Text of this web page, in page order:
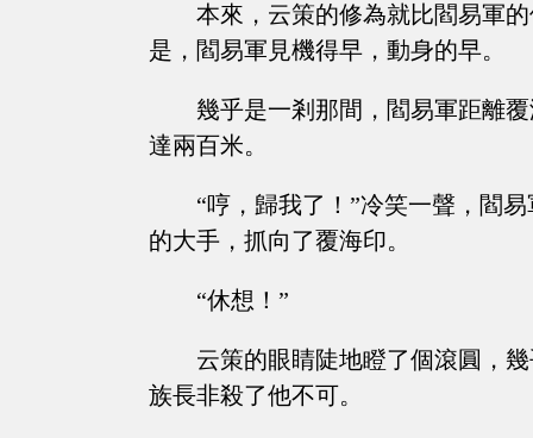
本來，云策的修為就比閻易軍
是，閻易軍見機得早，動身的早。
幾乎是一剎那間，閻易軍距離
達兩百米。
“哼，歸我了！”冷笑一聲，閻
的大手，抓向了覆海印。
“休想！”
云策的眼睛陡地瞪了個滾圓，
族長非殺了他不可。